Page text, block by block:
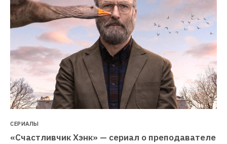
СЕРИАЛЫ
«Счастливчик Хэнк» — сериал о преподавателе